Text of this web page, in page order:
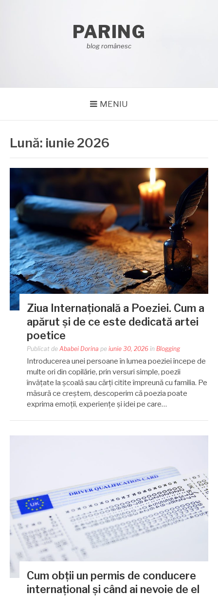
PARING
blog românesc
MENIU
Lună: iunie 2026
Ziua Internațională a Poeziei. Cum a
apărut și de ce este dedicată artei
poetice
Publicat de Ababei Dorina pe iunie 30, 2026 în Blogging
Introducerea unei persoane în lumea poeziei începe de
multe ori din copilărie, prin versuri simple, poezii
învățate la școală sau cărți citite împreună cu familia. Pe
măsură ce creștem, descoperim că poezia poate
exprima emoții, experiențe și idei pe care…
Cum obții un permis de conducere
internațional și când ai nevoie de el